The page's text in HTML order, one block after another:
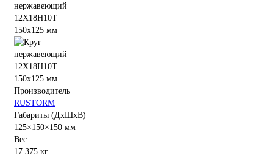
Производитель
RUSTORM
Габариты (ДхШхВ)
125×150×150 мм
Вес
17.375 кг